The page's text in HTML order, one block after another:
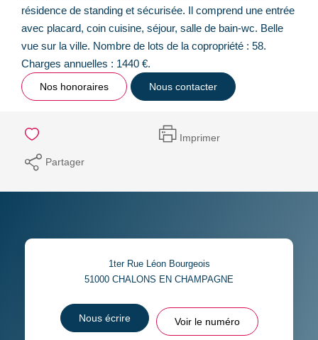
résidence de standing et sécurisée. Il comprend une entrée
avec placard, coin cuisine, séjour, salle de bain-wc. Belle
vue sur la ville. Nombre de lots de la copropriété : 58.
Charges annuelles : 1440 €.
Nos honoraires Nous contacter
Imprimer
Partager
1ter Rue Léon Bourgeois
51000 CHALONS EN CHAMPAGNE
Nous écrire Voir le numéro